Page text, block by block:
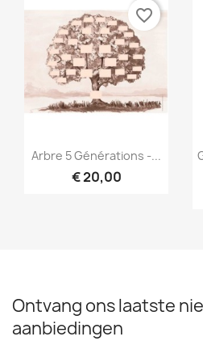
 Snel bekijken
Arbre 5 Générations -...
€ 20,00
favorite_border
Ontvang ons laatste
aanbiedingen